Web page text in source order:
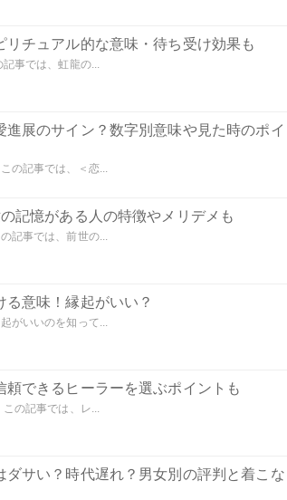
チュアル的な意味・待ち受け効果も
事では、虹龍の...
展のサイン？数字別意味や見た時のポイ
の記事では、＜恋...
記憶がある人の特徴やメリデメも
記事では、前世の...
意味！縁起がいい？
がいいのを知って...
できるヒーラーを選ぶポイントも
の記事では、レ...
サい？時代遅れ？男女別の評判と着こな